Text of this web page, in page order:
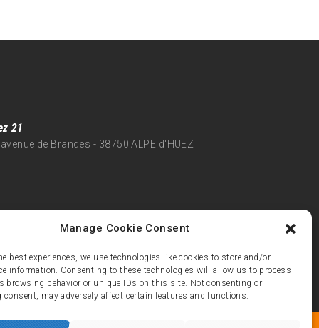
Manage Cookie Consent
best experiences, we use technologies like cookies to store and/or
information. Consenting to these technologies will allow us to process
browsing behavior or unique IDs on this site. Not consenting or
may adversely affect certain features and functions.
21
de Brandes - 38750 ALPE d'HUEZ